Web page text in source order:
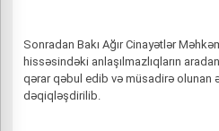
Sonradan Bakı Ağır Cinayətlər
hissəsindəki anlaşılmazlıqların
qərar qəbul edib və müsadirə olunan
dəqiqləşdirilib.